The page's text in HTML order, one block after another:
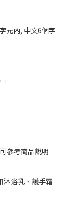
元內, 中文6個字
參考商品說明
沐浴乳、護手霜